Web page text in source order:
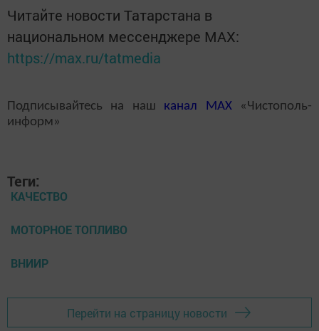
Читайте новости Татарстана в
национальном мессенджере MАХ:
https://max.ru/tatmedia
Подписывайтесь на наш канал MAX«Чистополь-
информ»
Теги:
КАЧЕСТВО
МОТОРНОЕ ТОПЛИВО
ВНИИР
Перейти на страницу новости